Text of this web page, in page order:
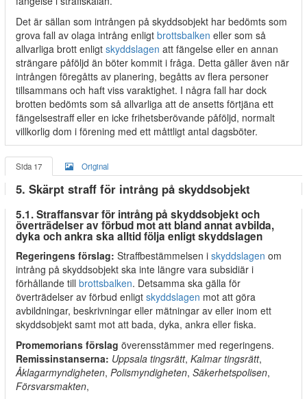
Det är sällan som intrången på skyddsobjekt har bedömts som
grova fall av olaga intrång enligt brottsbalken eller som så
allvarliga brott enligt skyddslagen att fängelse eller en annan
strängare påföljd än böter kommit i fråga. Detta gäller även när
intrången föregåtts av planering, begåtts av flera personer
tillsammans och haft viss varaktighet. I några fall har dock
brotten bedömts som så allvarliga att de ansetts förtjäna ett
fängelsestraff eller en icke frihetsberövande påföljd, normalt
villkorlig dom i förening med ett måttligt antal dagsböter.
Sida 17 Original
5. Skärpt straff för intrång på skyddsobjekt
5.1. Straffansvar för intrång på skyddsobjekt och
överträdelser av förbud mot att bland annat avbilda,
dyka och ankra ska alltid följa enligt skyddslagen
Regeringens förslag: Straffbestämmelsen i skyddslagen om
intrång på skyddsobjekt ska inte längre vara subsidiär i
förhållande till brottsbalken. Detsamma ska gälla för
överträdelser av förbud enligt skyddslagen mot att göra
avbildningar, beskrivningar eller mätningar av eller inom ett
skyddsobjekt samt mot att bada, dyka, ankra eller fiska.
Promemorians förslag överensstämmer med regeringens.
Remissinstanserna: Uppsala tingsrätt, Kalmar tingsrätt,
Åklagarmyndigheten, Polismyndigheten, Säkerhetspolisen,
Försvarsmakten,